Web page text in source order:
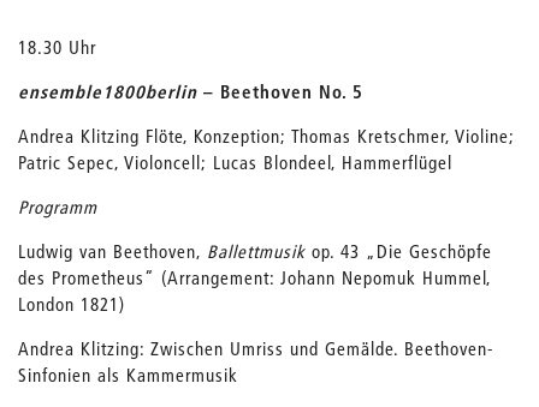
18.30 Uhr
ensemble1800berlin – Beethoven No. 5
Andrea Klitzing Flöte, Konzeption; Thomas Kretschmer, Violine;
Patric Sepec, Violoncell; Lucas Blondeel, Hammerflügel
Programm
Ludwig van Beethoven, Ballettmusik op. 43 „Die Geschöpfe
des Prometheus“ (Arrangement: Johann Nepomuk Hummel,
London 1821)
Andrea Klitzing: Zwischen Umriss und Gemälde. Beethoven-
Sinfonien als Kammermusik